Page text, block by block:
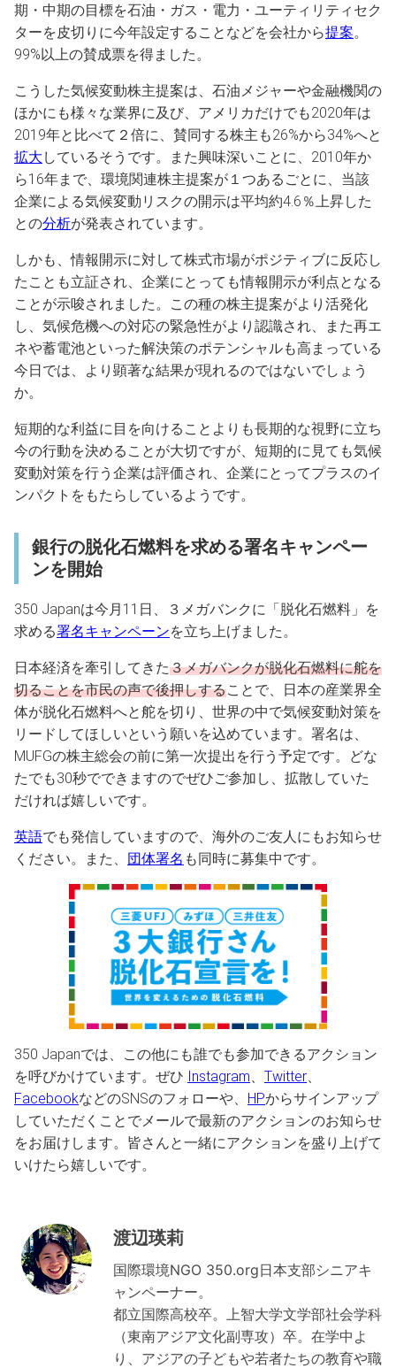
期・中期の目標を石油・ガス・電力・ユーティリティセク
ターを皮切りに今年設定することなどを会社から提案。
99%以上の賛成票を得ました。
こうした気候変動株主提案は、石油メジャーや金融機関の
ほかにも様々な業界に及び、アメリカだけでも2020年は
2019年と比べて２倍に、賛同する株主も26%から34%へと
拡大 しているそうです。また興味深いことに、2010年か
ら16年まで、環境関連株主提案が１つあるごとに、当該
企業による気候変動リスクの開示は平均約4.6％上昇した
との分析が発表されています。
しかも、情報開示に対して株式市場がポジティブに反応し
たことも立証され、企業にとっても情報開示が利点となる
ことが示唆されました。この種の株主提案がより活発化
し、気候危機への対応の緊急性がより認識され、また再エ
ネや蓄電池といった解決策のポテンシャルも高まっている
今日では、より顕著な結果が現れるのではないでしょう
か。
短期的な利益に目を向けることよりも長期的な視野に立ち
今の行動を決めることが大切ですが、短期的に見ても気候
変動対策を行う企業は評価され、企業にとってプラスのイ
ンパクトをもたらしているようです。
銀行の脱化石燃料を求める署名キャンペー
ンを開始
350 Japanは今月11日、３メガバンクに「脱化石燃料」を
求める署名キャンペーンを立ち上げました。
日本経済を牽引してきた３メガバンクが脱化石燃料に舵を
切ることを市民の声で後押しすることで、日本の産業界全
体が脱化石燃料へと舵を切り、世界の中で気候変動対策を
リードしてほしいという願いを込めています。署名は、
MUFGの株主総会の前に第一次提出を行う予定です。どな
たでも30秒でできますのでぜひご参加し、拡散していた
だければ嬉しいです。
英語でも発信していますので、海外のご友人にもお知らせ
ください。また、 団体署名 も同時に募集中です。
350 Japanでは、この他にも誰でも参加できるアクション
を呼びかけています。ぜひ Instagram Twitter
FacebookなどのSNSのフォローや、 HPからサインアップ
していただくことでメールで最新のアクションのお知らせ
をお届けします。皆さんと一緒にアクションを盛り上げて
いけたら嬉しいです。
渡辺瑛莉
国際環境NGO 350.org日本支部シニアキ
ャンペーナー。
都立国際高校卒。上智大学文学部社会学科
（東南アジア文化副専攻）卒。在学中よ
り、アジアの子どもや若者たちの教育や職